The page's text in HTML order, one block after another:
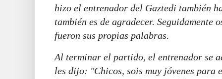
hizo el entrenador del Gaztedi también
también es de agradecer. Seguidamente
fueron sus propias palabras.
Al terminar el partido, el entrenador se
les dijo: "Chicos, sois muy jóvenes para